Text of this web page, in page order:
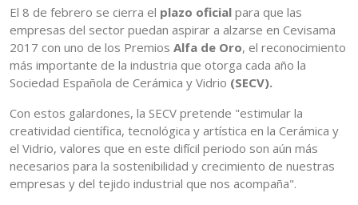
El 8 de febrero se cierra el plazo oficial para que las
empresas del sector puedan aspirar a alzarse en Cevisama
2017 con uno de los Premios Alfa de Oro, el reconocimiento
más importante de la industria que otorga cada año la
Sociedad Española de Cerámica y Vidrio (SECV).
Con estos galardones, la SECV pretende "estimular la
creatividad científica, tecnológica y artística en la Cerámica y
el Vidrio, valores que en este difícil periodo son aún más
necesarios para la sostenibilidad y crecimiento de nuestras
empresas y del tejido industrial que nos acompaña".